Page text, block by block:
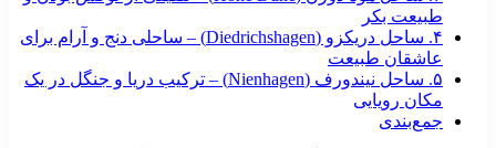
طبیعت بکر
۴. ساحل دریکزو (Diedrichshagen) – ساحلی دنج و آرام برای
عاشقان طبیعت
۵. ساحل نیندورف (Nienhagen) – ترکیب دریا و جنگل در یک
مکان رویایی
جمع‌بندی